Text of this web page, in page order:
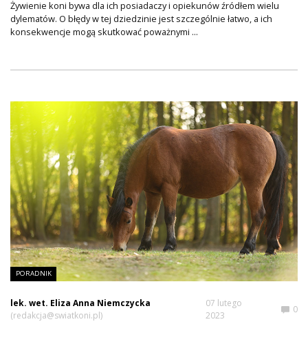
Żywienie koni bywa dla ich posiadaczy i opiekunów źródłem wielu
dylematów. O błędy w tej dziedzinie jest szczególnie łatwo, a ich
konsekwencje mogą skutkować poważnymi ...
PORADNIK
lek. wet. Eliza Anna Niemczycka
(redakcja@swiatkoni.pl)
07 lutego
2023
0